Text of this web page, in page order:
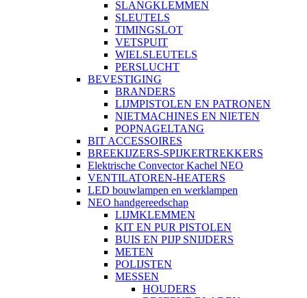
SLANGKLEMMEN
SLEUTELS
TIMINGSLOT
VETSPUIT
WIELSLEUTELS
PERSLUCHT
BEVESTIGING
BRANDERS
LIJMPISTOLEN EN PATRONEN
NIETMACHINES EN NIETEN
POPNAGELTANG
BIT ACCESSOIRES
BREEKIJZERS-SPIJKERTREKKERS
Elektrische Convector Kachel NEO
VENTILATOREN-HEATERS
LED bouwlampen en werklampen
NEO handgereedschap
LIJMKLEMMEN
KIT EN PUR PISTOLEN
BUIS EN PIJP SNIJDERS
METEN
POLIJSTEN
MESSEN
HOUDERS